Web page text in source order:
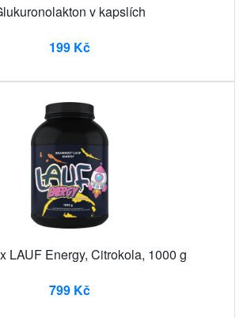
v kapslích
199 Kč
LAUF Energy, Citrokola, 1000 g
799 Kč